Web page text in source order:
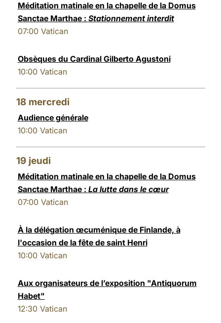
Méditation matinale en la chapelle de la Domus
Sanctae Marthae : Stationnement interdit
07:00 Vatican
Obsèques du Cardinal Gilberto Agustoni
10:00 Vatican
18 mercredi
Audience générale
10:00 Vatican
19 jeudi
Méditation matinale en la chapelle de la Domus
Sanctae Marthae : La lutte dans le cœur
07:00 Vatican
À la délégation œcuménique de Finlande, à
l'occasion de la fête de saint Henri
10:00 Vatican
Aux organisateurs de l’exposition "Antiquorum
Habet"
12:30 Vatican